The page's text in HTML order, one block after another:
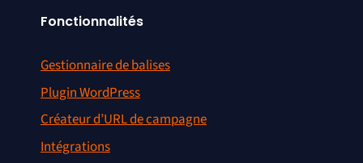
Fonctionnalités
Gestionnaire de balises
Plugin WordPress
Créateur d’URL de campagne
Intégrations